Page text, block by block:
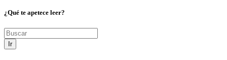
¿Qué te apetece leer?
Ir